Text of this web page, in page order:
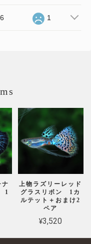
6 1
ナ
1
上物ラズリーレッド
グラスリボン 1カ
ルテット＋おまけ2
ペア
¥3,520